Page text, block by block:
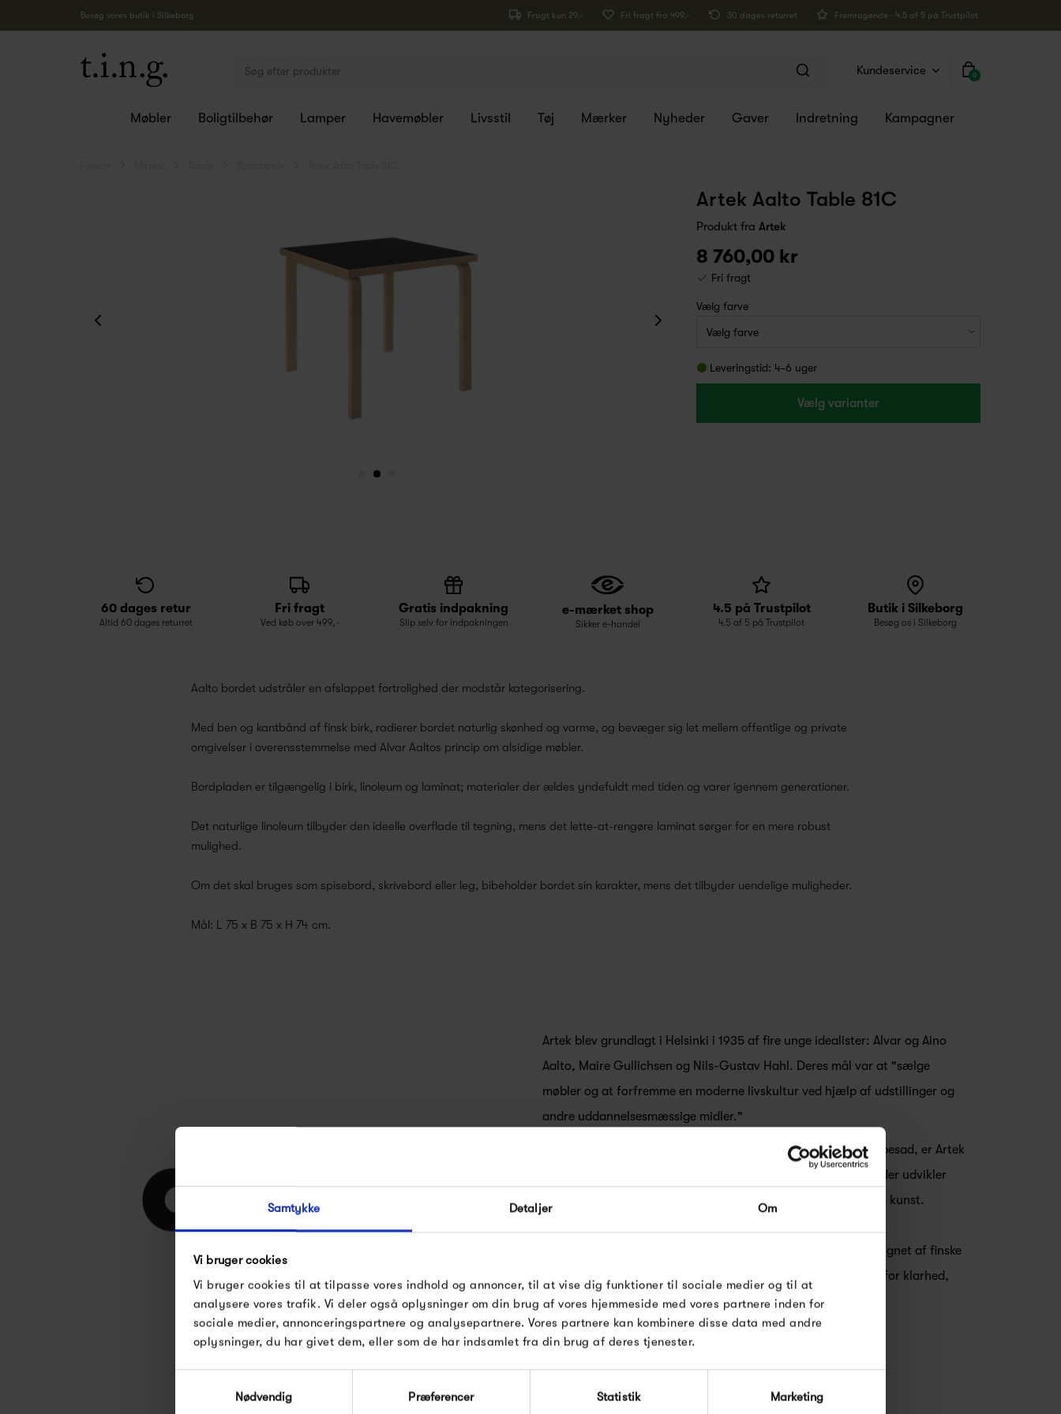
Samtykke Detaljer Om
Vi bruger cookies
Vi bruger cookies til at tilpasse vores indhold og annoncer, til at vise dig funktioner til sociale medier og til at
analysere vores trafik. Vi deler også oplysninger om din brug af vores hjemmeside med vores partnere inden for
sociale medier, annonceringspartnere og analysepartnere. Vores partnere kan kombinere disse data med andre
oplysninger, du har givet dem, eller som de har indsamlet fra din brug af deres tjenester.
Nødvendig
Præferencer Statistik Marketing
Besøg vores butik i Silkeborg Fragt kun 29,- Fri fragt fra 499,- 30 dages returret Fremragende · 4.5 af 5 på Trustpilot
0
Kundeservice
Møbler Boligtilbehør Lamper Havemøbler Livsstil Tøj Mærker Nyheder Gaver Indretning Kampagner
Artek Aalto Table 81C
Produkt fra Artek
8 760,00 kr
Fri fragt
Vælg farve
Leveringstid: 4-6 uger
Vælg varianter
60 dages retur
Altid 60 dages returret
Fri fragt
Ved køb over 499,-
Gratis indpakning
Slip selv for indpakningen
e-mærket shop
Sikker e-handel
4.5 på Trustpilot
4.5 af 5 på Trustpilot
Butik i Silkeborg
Besøg os i Silkeborg
Aalto bordet udstråler en afslappet fortrolighed der modstår kategorisering.
Med ben og kantbånd af finsk birk, radierer bordet naturlig skønhed og varme, og bevæger sig let mellem offentlige og private
omgivelser i overensstemmelse med Alvar Aaltos princip om alsidige møbler.
Bordpladen er tilgængelig i birk, linoleum og laminat; materialer der ældes yndefuldt med tiden og varer igennem generationer.
Det naturlige linoleum tilbyder den ideelle overflade til tegning, mens det lette-at-rengøre laminat sørger for en mere robust
mulighed.
Om det skal bruges som spisebord, skrivebord eller leg, bibeholder bordet sin karakter, mens det tilbyder uendelige muligheder.
Mål: L 75 x B 75 x H 74 cm.
Se alle varer fra Artek
Artek blev grundlagt i Helsinki i 1935 af fire unge idealister: Alvar og Aino
Aalto, Maire Gullichsen og Nils-Gustav Hahl. Deres mål var at "sælge
møbler og at forfremme en moderne livskultur ved hjælp af udstillinger og
andre uddannelsesmæssige midler."
For at leve op til den radikale ånd, som Arteks grundlæggere besad, er Artek
i dag fortsat en innovativ spiller i verden af moderne design, der udvikler
nye produkter i skæringspunktet mellem design, arkitektur og kunst.
Artek kollektionen består af møbler, belysning og tilbehør designet af finske
håndværkere og ledende internationale designere. Artek står for klarhed,
funktionalitet og poetisk enkelthed.
FÅ 10% PÅ DIN NÆSTE ORDRE
Gælder ikke på produkter fra Fermob, File Under
Pop og i forvejen nedsatte produkter.
Modtag velkomstrabat